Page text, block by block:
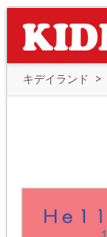
キデイランド >